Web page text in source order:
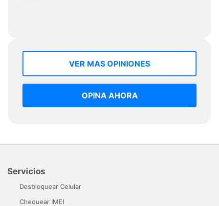
VER MAS OPINIONES
OPINA AHORA
Servicios
Desbloquear Celular
Chequear IMEI